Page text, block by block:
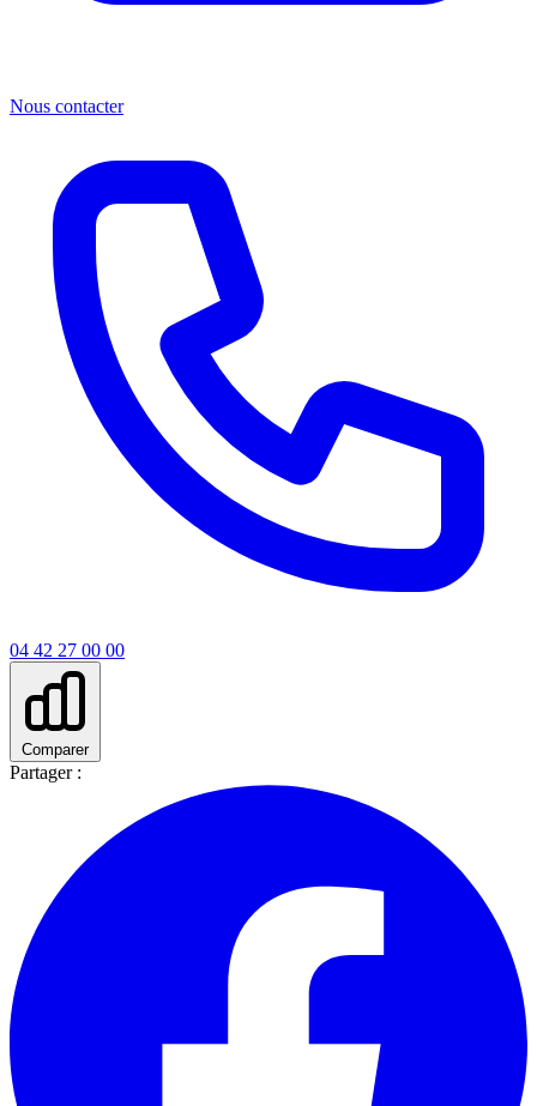
Nous contacter
04 42 27 00 00
Comparer
Partager :